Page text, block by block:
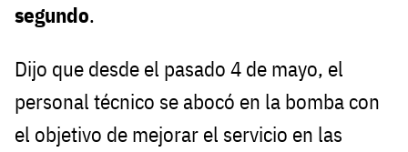
segundo.
Dijo que desde el pasado 4 de mayo, el
personal técnico se abocó en la bomba con
el objetivo de mejorar el servicio en las